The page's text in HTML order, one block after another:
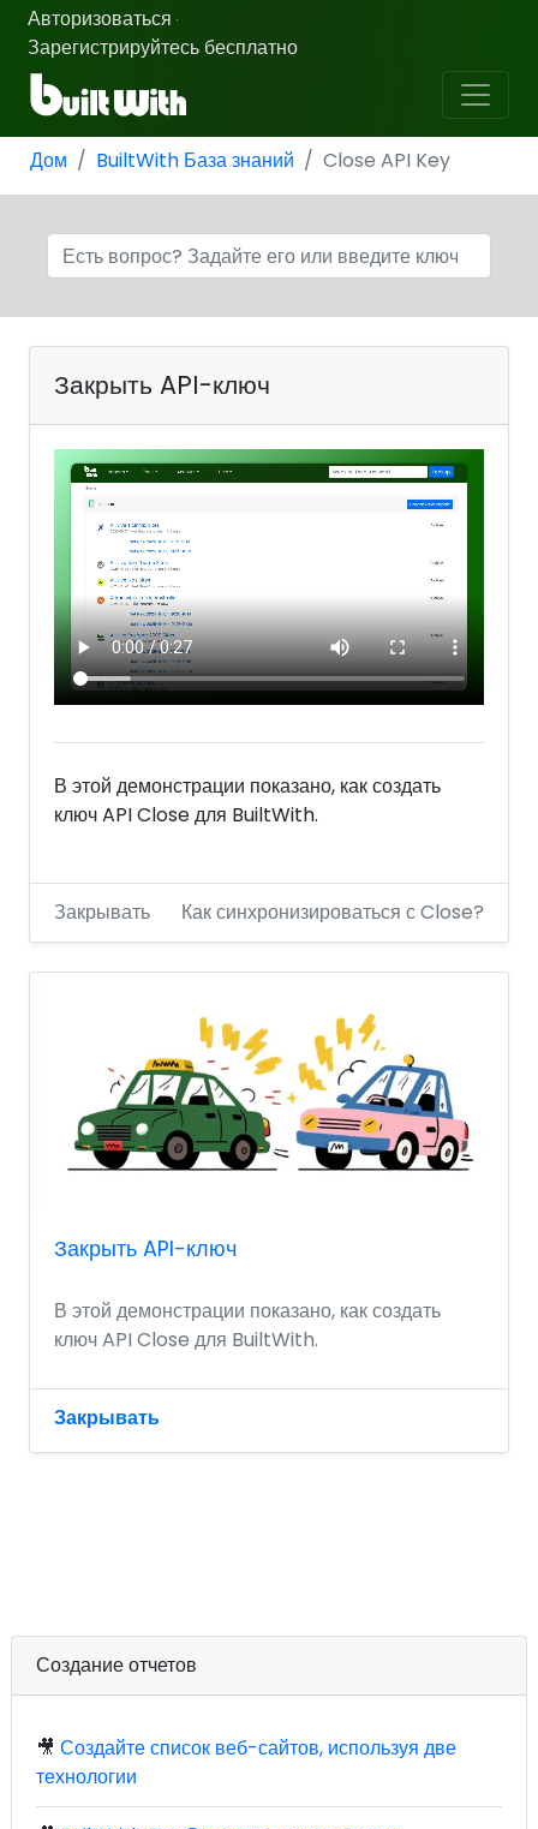
Авторизоваться ·
Зарегистрируйтесь бесплатно
Дом BuiltWith База знаний Close API Key
Закрыть API-ключ
В этой демонстрации показано, как создать
ключ API Close для BuiltWith.
Закрывать Как синхронизироваться с Close?
Закрыть API-ключ
В этой демонстрации показано, как создать
ключ API Close для BuiltWith.
Закрывать
Создание отчетов
🎥 Создайте список веб-сайтов, используя две
технологии